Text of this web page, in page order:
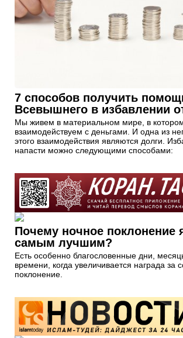
7 способов получить
Всевышнего в избавлении
Мы живем в материальном мире, в
взаимодействуем с деньгами. И одна из
этого взаимодействия являются долги.
напасти можно следующими способами:
Почему ночное поклонение
самым лучшим?
Есть особенно благословенные дни,
времени, когда увеличивается награда за
поклонение.